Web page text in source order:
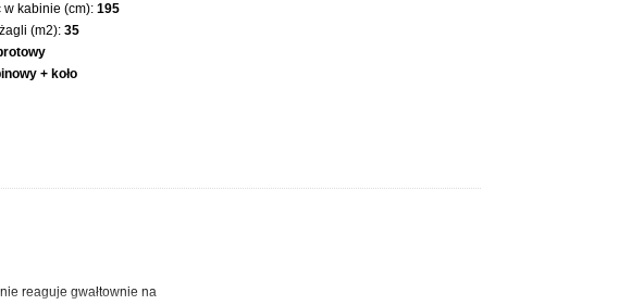
w kabinie (cm): 195
(m2): 35
+ koło
reaguje gwałtownie na